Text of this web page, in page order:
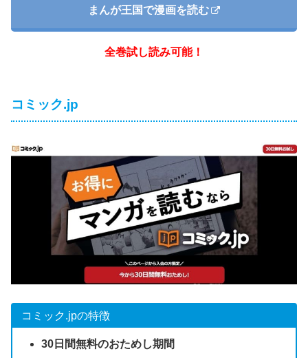
まんが王国で漫画を読む
全巻試し読み可能！
コミック.jp
コミック.jpの特徴
30日間無料のおためし期間